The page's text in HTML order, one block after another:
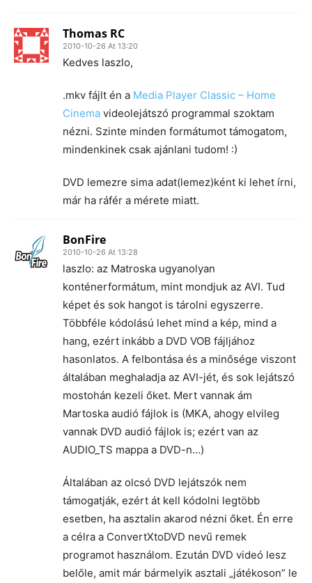
Thomas RC
2010-10-26 At 13:20
Kedves laszlo,
.mkv fájlt én a Media Player Classic – Home
Cinema videolejátszó programmal szoktam
nézni. Szinte minden formátumot támogatom,
mindenkinek csak ajánlani tudom! :)
DVD lemezre sima adat(lemez)ként ki lehet írni,
már ha ráfér a mérete miatt.
BonFire
2010-10-26 At 13:28
laszlo: az Matroska ugyanolyan
konténerformátum, mint mondjuk az AVI. Tud
képet és sok hangot is tárolni egyszerre.
Többféle kódolású lehet mind a kép, mind a
hang, ezért inkább a DVD VOB fájljához
hasonlatos. A felbontása és a minősége viszont
általában meghaladja az AVI-jét, és sok lejátszó
mostohán kezeli őket. Mert vannak ám
Martoska audió fájlok is (MKA, ahogy elvileg
vannak DVD audió fájlok is; ezért van az
AUDIO_TS mappa a DVD-n…)
Általában az olcsó DVD lejátszók nem
támogatják, ezért át kell kódolni legtöbb
esetben, ha asztalin akarod nézni őket. Én erre
a célra a ConvertXtoDVD nevű remek
programot használom. Ezután DVD videó lesz
belőle, amit már bármelyik asztali „játékoson” le